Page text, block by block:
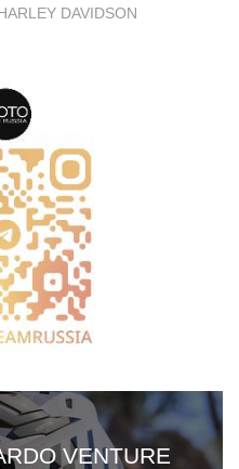
DAVIDSON
VENTURE